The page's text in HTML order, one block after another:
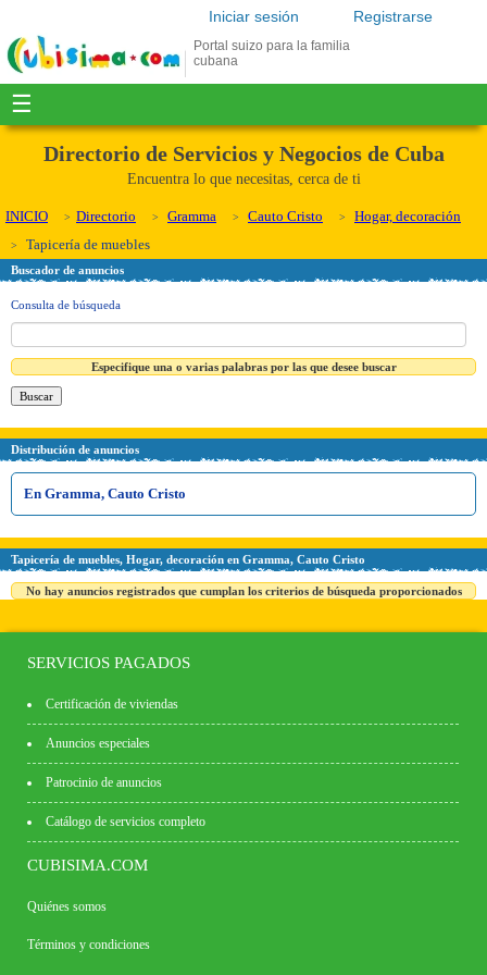
Registrarse
Iniciar sesión
Portal suizo para la familia
cubana
☰
Directorio de Servicios y Negocios de Cuba
Encuentra lo que necesitas, cerca de ti
INICIO Directorio Gramma Cauto Cristo
Hogar, decoración
Tapicería de muebles
Buscador de anuncios
Consulta de búsqueda
Especifique una o varias palabras por las que desee buscar
Distribución de anuncios
En Gramma, Cauto Cristo
Tapicería de muebles, Hogar, decoración en Gramma, Cauto Cristo
No hay anuncios registrados que cumplan los criterios de búsqueda proporcionados
SERVICIOS PAGADOS
Certificación de viviendas
Anuncios especiales
Patrocinio de anuncios
Catálogo de servicios completo
CUBISIMA.COM
Quiénes somos
Términos y condiciones